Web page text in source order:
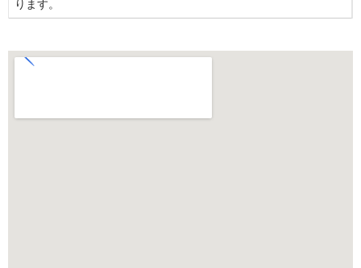
ります。